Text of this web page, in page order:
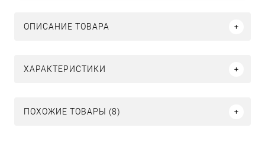
ОПИСАНИЕ ТОВАРА
ХАРАКТЕРИСТИКИ
ПОХОЖИЕ ТОВАРЫ (8)